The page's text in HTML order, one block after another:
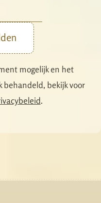
mogelijk en het
bekijk voor
.